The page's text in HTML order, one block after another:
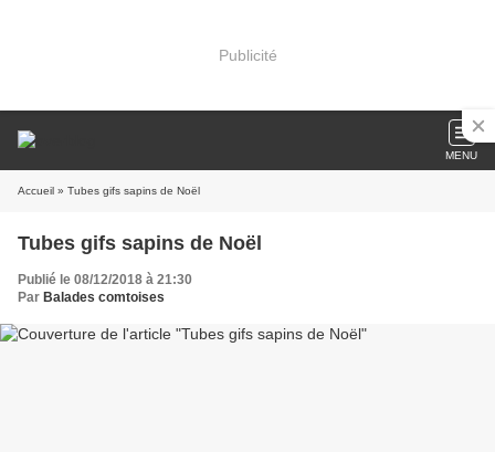
Publicité
MENU
Accueil » Tubes gifs sapins de Noël
Tubes gifs sapins de Noël
Publié le 08/12/2018 à 21:30
Par Balades comtoises